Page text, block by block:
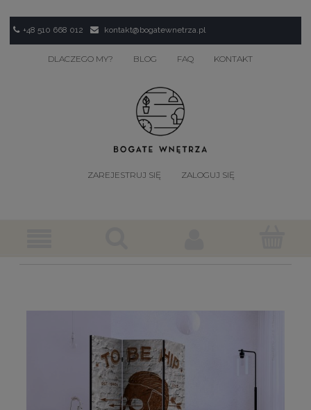
+48 510 668 012 kontakt@bogatewnetrza.pl
DLACZEGO MY? BLOG FAQ KONTAKT
ZAREJESTRUJ SIĘ ZALOGUJ SIĘ